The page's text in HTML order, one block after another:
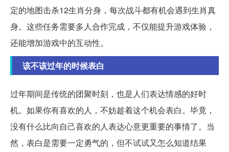
定的地图击杀12生肖分身，每次战斗都有机会遇到生肖真
身。这些任务需要多人合作完成，不仅能提升游戏体验，
还能增加游戏中的互动性。
该不该过年的时候表白
过年期间是传统的团聚时刻，也是人们表达情感的好时
机。如果你有喜欢的人，不妨趁着这个机会表白。毕竟，
没有什么比向自己喜欢的人表达心意更重要的事情了。当
然，表白是需要一定勇气的，但不试试又怎么知道结果